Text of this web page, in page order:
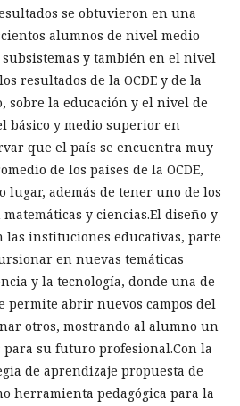
se obtuvieron en una
alumnos de nivel medio
y también en el nivel
resultados de la OCDE y de la
sobre la educación y el nivel de
básico y medio superior en
que el país se encuentra muy
de los países de la OCDE,
lugar, además de tener uno de los
y ciencias.El diseño y
las instituciones educativas, parte
en nuevas temáticas
y la tecnología, donde una de
permite abrir nuevos campos del
otros, mostrando al alumno un
su futuro profesional.Con la
de aprendizaje propuesta de
herramienta pedagógica para la